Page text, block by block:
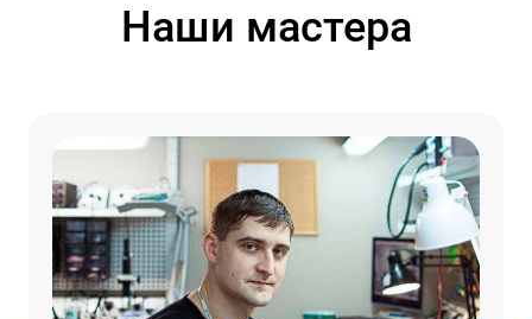
Наши мастера